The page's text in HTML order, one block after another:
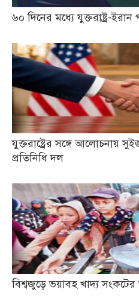
৬০ দিনের মধ্যে যুক্তরাষ্ট্র-
যুক্তরাষ্ট্রের সঙ্গে আলোচনায়
প্রতিনিধি দল
বিশ্বজুড়ে ভয়াবহ খাদ্য সংকটের